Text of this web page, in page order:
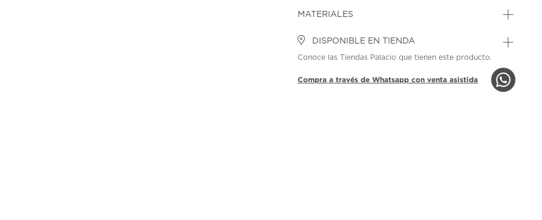
MATERIALES
DISPONIBLE EN TIENDA
Conoce las Tiendas Palacio que tienen este producto.
Compra a través de Whatsapp con venta asistida